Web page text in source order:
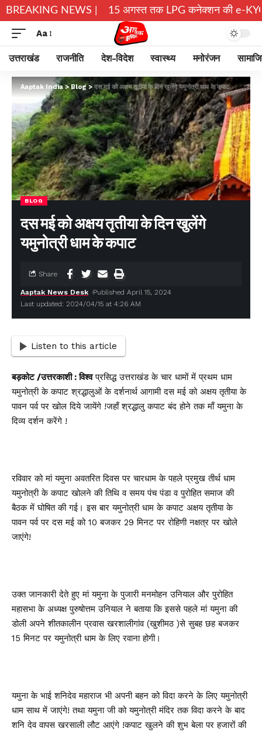
BREAKING NEWS |
ने छोड़े घर 15 अगस्त तक LPG कनेक्शन की e-KYC जरूरी,
Aa
उत्तराखंड राजनीति देश-विदेश स्वास्थ्य मनोरंजन
Aaptak India>Blog> दस मई को अक्षय तृतीया के दिन खुलेंगे यमुनोत्री धाम के कपाट
BLOG
दस मई को अक्षय तृतीया के दिन खुलेंगे
यमुनोत्री धाम के कपाट
Last updated: 2024/04/15 at 4:26 AM
Aaptak News Desk Published April 15, 2024
Share
Listen to this article
बड़कोट /उत्तरकाशी : विश्वप्रसिद्ध उत्तराखंड के चार धामों में प्रथम धाम
यमुनोत्री के कपाट श्रद्धालुओं के दर्शनार्थ आगामी दस मई को अक्षय तृतीया के
पावन पर्व पर खोल दिये जायेंगे !जहाँ श्रद्धालु कपाट बंद होने तक माँ यमुना के
दिव्य दर्शन करेंगे !
रविवार को मां यमुना अवतरित दिवस पर चारधाम के पहले प्रमुख तीर्थ धाम
यमुनोत्री के कपाट खोलने की तिथि व समय पंच पंडा व पुरोहित समाज की
बैठक में घोषित की गई। इस बार यमुनोत्री धाम के कपाट अक्षय तृतीया के
पावन पर्व पर दस मई को 10 बजकर 29 मिनट पर रोहिणी नक्षत्र पर खोले
जाएंगे!
उक्त जानकारी देते हुए मां यमुना के पुजारी मनमोहन उनियाल और पुरोहित
महासभा के अध्यक्ष पुरुषोत्तम उनियाल ने बताया कि इससे पहले मां यमुना की
डोली अपने शीतकालीन प्रवास खरशालीगांव (खुशीमठ )से सुबह छह बजकर
15 मिनट पर यमुनोत्री धाम के लिए रवाना होगी।
यमुना के भाई शनिदेव महाराज भी अपनी बहन को विदा करने के लिए यमुनोत्री
धाम साथ में जाएंगे! तथा यमुना जी को यमुनोत्री मंदिर तक विदा करने के बाद
शनि देव वापस खरसाली लौट आएंगे !कपाट खुलने की शुभ बेला पर हजारों की